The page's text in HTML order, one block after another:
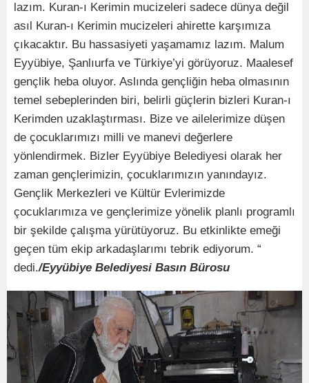
lazım. Kuran-ı Kerimin mucizeleri sadece dünya değil
asıl Kuran-ı Kerimin mucizeleri ahirette karşımıza
çıkacaktır. Bu hassasiyeti yaşamamız lazım. Malum
Eyyübiye, Şanlıurfa ve Türkiye’yi görüyoruz. Maalesef
gençlik heba oluyor. Aslında gençliğin heba olmasının
temel sebeplerinden biri, belirli güçlerin bizleri Kuran-ı
Kerimden uzaklaştırması. Bize ve ailelerimize düşen
de çocuklarımızı milli ve manevi değerlere
yönlendirmek. Bizler Eyyübiye Belediyesi olarak her
zaman gençlerimizin, çocuklarımızın yanındayız.
Gençlik Merkezleri ve Kültür Evlerimizde
çocuklarımıza ve gençlerimize yönelik planlı programlı
bir şekilde çalışma yürütüyoruz. Bu etkinlikte emeği
geçen tüm ekip arkadaşlarımı tebrik ediyorum. “
dedi./Eyyübiye Belediyesi Basın Bürosu